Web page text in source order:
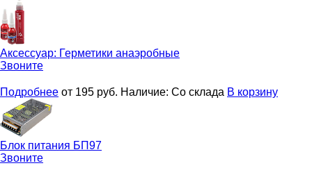
Аксессуар: Герметики анаэробные
Звоните
Подробнее от 195 руб. Наличие: Со склада В корзину
Блок питания БП97
Звоните